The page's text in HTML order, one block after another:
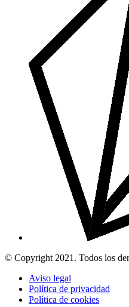
© Copyright 2021. Todos los
Aviso legal
Política de privacidad
Política de cookies